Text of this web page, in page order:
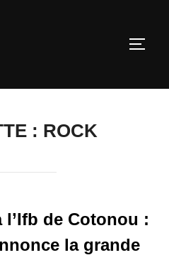
: ROCK
de Cotonou :
la grande